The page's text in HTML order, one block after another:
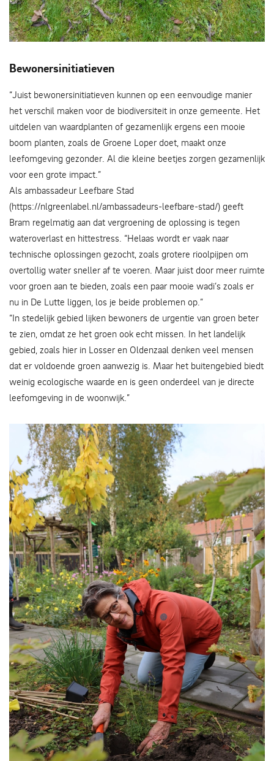
Bewonersinitiatieven
“Juist bewonersinitiatieven kunnen op een eenvoudige manier
het verschil maken voor de biodiversiteit in onze gemeente. Het
uitdelen van waardplanten of gezamenlijk ergens een mooie
boom planten, zoals de Groene Loper doet, maakt onze
leefomgeving gezonder. Al die kleine beetjes zorgen gezamenlijk
voor een grote impact.”
Als ambassadeur Leefbare Stad
(https://nlgreenlabel.nl/ambassadeurs-leefbare-stad/) geeft
Bram regelmatig aan dat vergroening de oplossing is tegen
wateroverlast en hittestress. “Helaas wordt er vaak naar
technische oplossingen gezocht, zoals grotere rioolpijpen om
overtollig water sneller af te voeren. Maar juist door meer ruimte
voor groen aan te bieden, zoals een paar mooie wadi’s zoals er
nu in De Lutte liggen, los je beide problemen op.”
“In stedelijk gebied lijken bewoners de urgentie van groen beter
te zien, omdat ze het groen ook echt missen. In het landelijk
gebied, zoals hier in Losser en Oldenzaal denken veel mensen
dat er voldoende groen aanwezig is. Maar het buitengebied biedt
weinig ecologische waarde en is geen onderdeel van je directe
leefomgeving in de woonwijk.”